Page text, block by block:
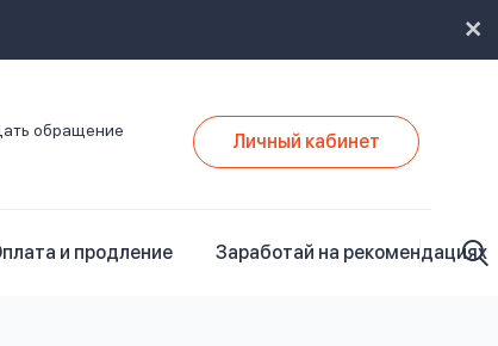
обращение Личный кабинет
и продление Заработай на рекомендациях